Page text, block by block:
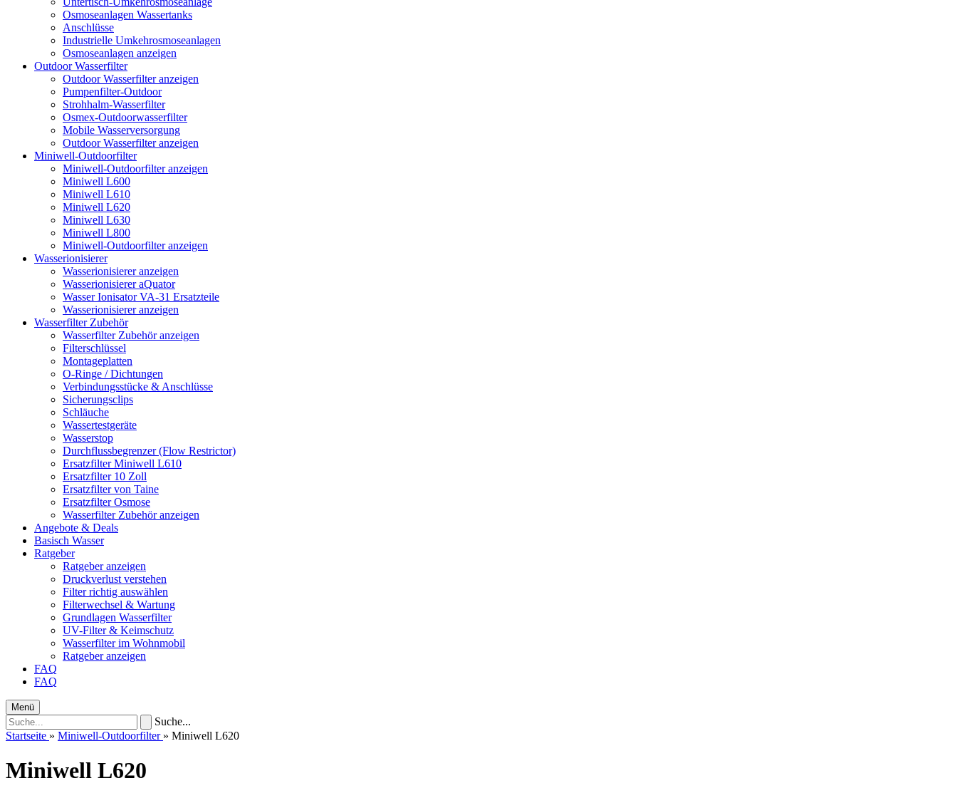
Osmoseanlagen Wassertanks
Anschlüsse
Industrielle Umkehrosmoseanlagen
Osmoseanlagen anzeigen
Outdoor Wasserfilter
Outdoor Wasserfilter anzeigen
Pumpenfilter-Outdoor
Strohhalm-Wasserfilter
Osmex-Outdoorwasserfilter
Mobile Wasserversorgung
Outdoor Wasserfilter anzeigen
Miniwell-Outdoorfilter
Miniwell-Outdoorfilter anzeigen
Miniwell L600
Miniwell L610
Miniwell L620
Miniwell L630
Miniwell L800
Miniwell-Outdoorfilter anzeigen
Wasserionisierer
Wasserionisierer anzeigen
Wasserionisierer aQuator
Wasser Ionisator VA-31 Ersatzteile
Wasserionisierer anzeigen
Wasserfilter Zubehör
Wasserfilter Zubehör anzeigen
Filterschlüssel
Montageplatten
O-Ringe / Dichtungen
Verbindungsstücke & Anschlüsse
Sicherungsclips
Schläuche
Wassertestgeräte
Wasserstop
Durchflussbegrenzer (Flow Restrictor)
Ersatzfilter Miniwell L610
Ersatzfilter 10 Zoll
Ersatzfilter von Taine
Ersatzfilter Osmose
Wasserfilter Zubehör anzeigen
Angebote & Deals
Basisch Wasser
Ratgeber
Ratgeber anzeigen
Druckverlust verstehen
Filter richtig auswählen
Filterwechsel & Wartung
Grundlagen Wasserfilter
UV-Filter & Keimschutz
Wasserfilter im Wohnmobil
Ratgeber anzeigen
FAQ
FAQ
Menü
Suche...
Startseite » Miniwell-Outdoorfilter » Miniwell L620
Miniwell L620